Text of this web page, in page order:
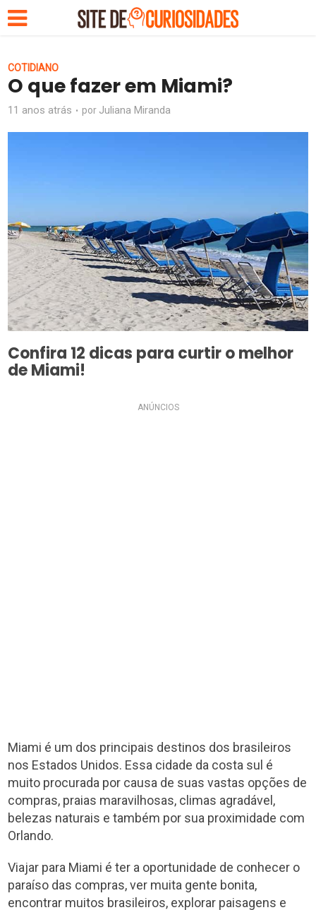
COTIDIANO
O que fazer em Miami?
11 anos atrás por Juliana Miranda
Confira 12 dicas para curtir o melhor
de Miami!
ANÚNCIOS
Miami é um dos principais destinos dos brasileiros
nos Estados Unidos. Essa cidade da costa sul é
muito procurada por causa de suas vastas opções de
compras, praias maravilhosas, climas agradável,
belezas naturais e também por sua proximidade com
Orlando.
Viajar para Miami é ter a oportunidade de conhecer o
paraíso das compras, ver muita gente bonita,
encontrar muitos brasileiros, explorar paisagens e